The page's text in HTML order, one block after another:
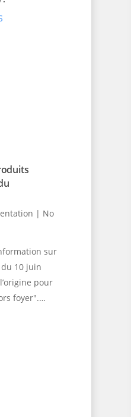
| No
sur
10 juin
pour
foyer".…